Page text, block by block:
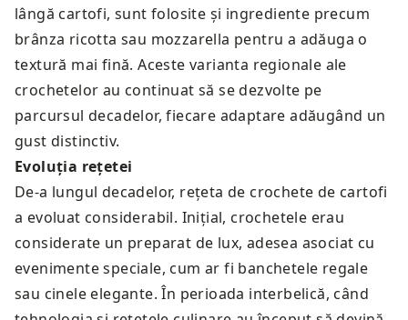
lângă cartofi, sunt folosite și ingrediente precum
brânza ricotta sau mozzarella pentru a adăuga o
textură mai fină. Aceste varianta regionale ale
crochetelor au continuat să se dezvolte pe
parcursul decadelor, fiecare adaptare adăugând un
gust distinctiv.
Evoluția rețetei
De-a lungul decadelor, rețeta de crochete de cartofi
a evoluat considerabil. Inițial, crochetele erau
considerate un preparat de lux, adesea asociat cu
evenimente speciale, cum ar fi banchetele regale
sau cinele elegante. În perioada interbelică, când